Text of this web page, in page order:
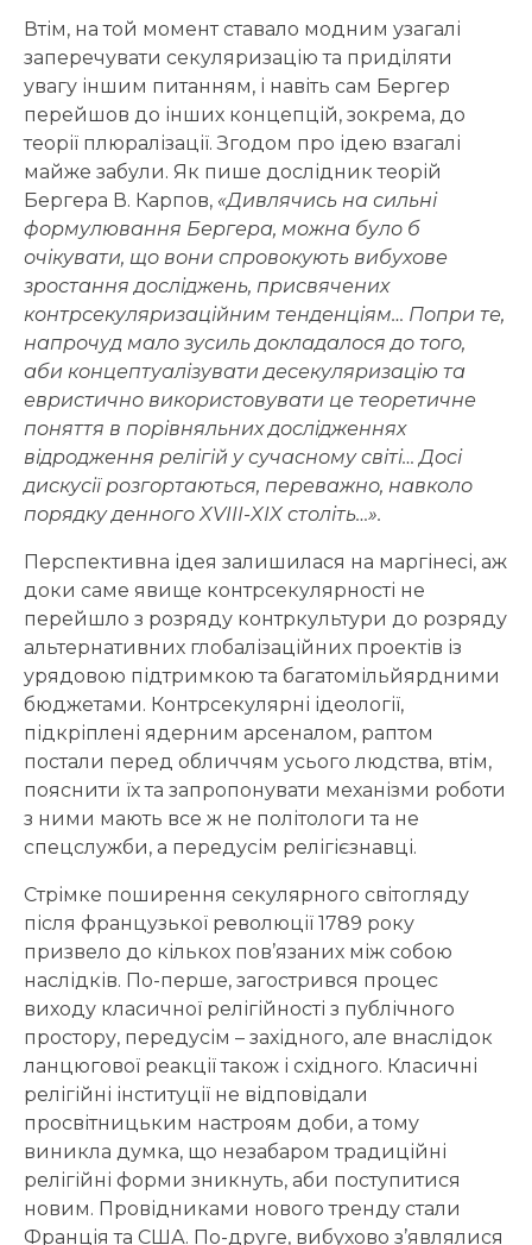
Втім, на той момент ставало модним узагалі
заперечувати секуляризацію та приділяти
увагу іншим питанням, і навіть сам Бергер
перейшов до інших концепцій, зокрема, до
теорії плюралізації. Згодом про ідею взагалі
майже забули. Як пише дослідник теорій
Бергера В. Карпов, «Дивлячись на сильні
формулювання Бергера, можна було б
очікувати, що вони спровокують вибухове
зростання досліджень, присвячених
контрсекуляризаційним тенденціям… Попри те,
напрочуд мало зусиль докладалося до того,
аби концептуалізувати десекуляризацію та
евристично використовувати це теоретичне
поняття в порівняльних дослідженнях
відродження релігій у сучасному світі… Досі
дискусії розгортаються, переважно, навколо
порядку денного XVIII-XIX століть…».
Перспективна ідея залишилася на маргінесі, аж
доки саме явище контрсекулярності не
перейшло з розряду контркультури до розряду
альтернативних глобалізаційних проектів із
урядовою підтримкою та багатомільйярдними
бюджетами. Контрсекулярні ідеології,
підкріплені ядерним арсеналом, раптом
постали перед обличчям усього людства, втім,
пояснити їх та запропонувати механізми роботи
з ними мають все ж не політологи та не
спецслужби, а передусім релігієзнавці.
Стрімке поширення секулярного світогляду
після французької революції 1789 року
призвело до кількох пов’язаних між собою
наслідків. По-перше, загострився процес
виходу класичної релігійності з публічного
простору, передусім – західного, але внаслідок
ланцюгової реакції також і східного. Класичні
релігійні інституції не відповідали
просвітницьким настроям доби, а тому
виникла думка, що незабаром традиційні
релігійні форми зникнуть, аби поступитися
новим. Провідниками нового тренду стали
Франція та США. По-друге, вибухово з’являлися